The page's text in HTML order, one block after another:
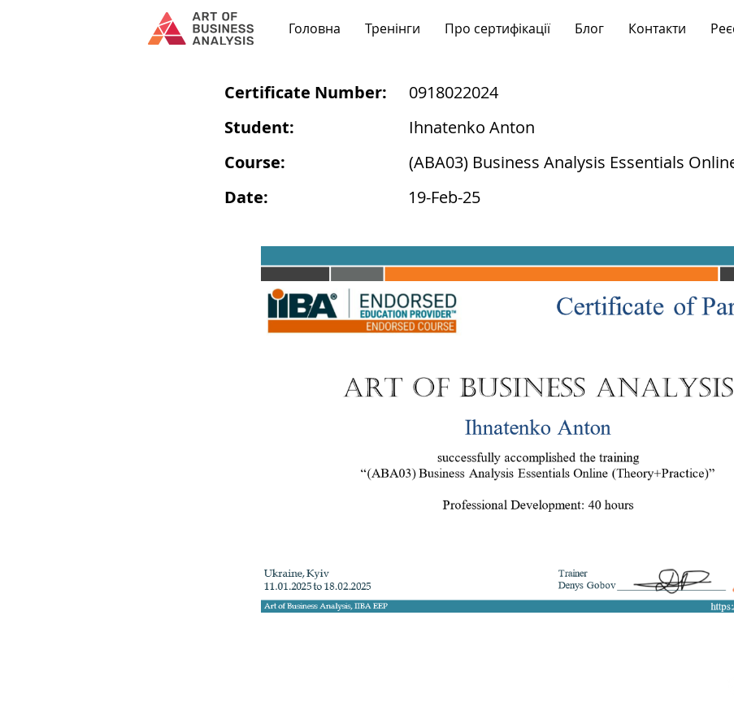
Головна Тренінги Про сертифікації Блог Контакти
Certificate Number:
Student:
Course:
Date:
0918022024
Ihnatenko Anton
(ABA03) Business Analysis Essentials
19-Feb-25